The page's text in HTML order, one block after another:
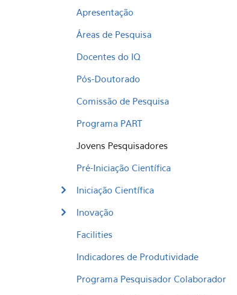
Apresentação
Áreas de Pesquisa
Docentes do IQ
Pós-Doutorado
Comissão de Pesquisa
Programa PART
Jovens Pesquisadores
Pré-Iniciação Científica
Iniciação Científica
Inovação
Facilities
Indicadores de Produtividade
Programa Pesquisador Colaborador